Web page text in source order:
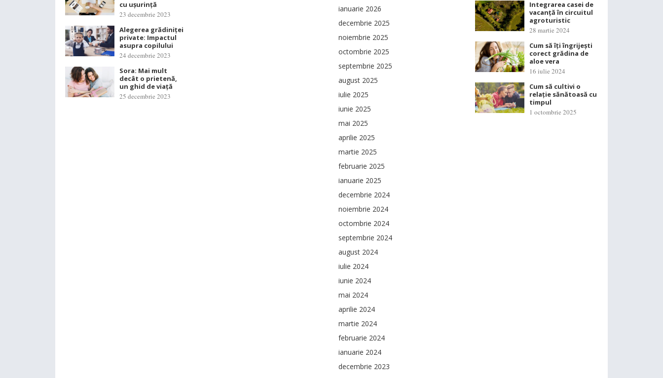
cu ușurință
23 decembrie 2023
Alegerea grădiniței
private: Impactul
asupra copilului
24 decembrie 2023
Sora: Mai mult
decât o prietenă,
un ghid de viață
25 decembrie 2023
ianuarie 2026
decembrie 2025
noiembrie 2025
octombrie 2025
septembrie 2025
august 2025
iulie 2025
iunie 2025
mai 2025
aprilie 2025
martie 2025
februarie 2025
ianuarie 2025
decembrie 2024
noiembrie 2024
octombrie 2024
septembrie 2024
august 2024
iulie 2024
iunie 2024
mai 2024
aprilie 2024
martie 2024
februarie 2024
ianuarie 2024
decembrie 2023
Integrarea casei de
vacanță în circuitul
agroturistic
28 martie 2024
Cum să îți îngrijești
corect grădina de
aloe vera
16 iulie 2024
Cum să cultivi o
relație sănătoasă cu
timpul
1 octombrie 2025